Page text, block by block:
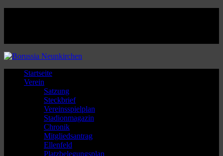
Startseite
Verein
Satzung
Steckbrief
Vereinsspielplan
Stadionmagazin
Chronik
Mitgliedsantrag
Ellenfeld
Platzbelegungsplan